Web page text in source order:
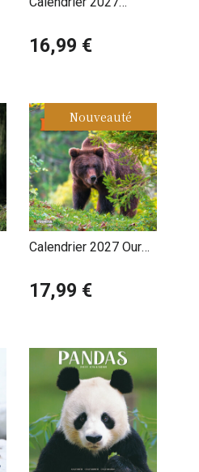
Offert
16,99 €
Nouveauté
Calendrier 2027 Ours
17,99 €